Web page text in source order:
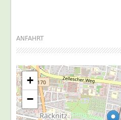
ANFAHRT
+
−